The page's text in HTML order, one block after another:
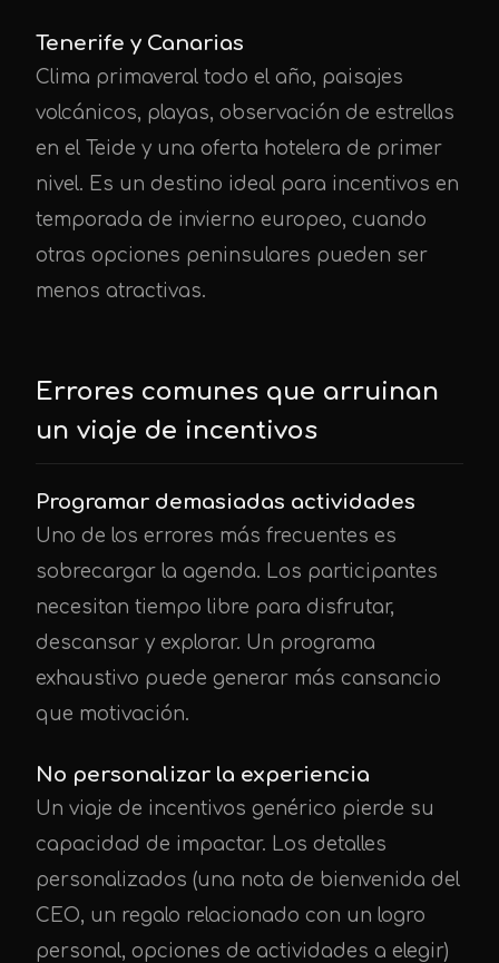
Tenerife y Canarias
Clima primaveral todo el año, paisajes
volcánicos, playas, observación de estrellas
en el Teide y una oferta hotelera de primer
nivel. Es un destino ideal para incentivos en
temporada de invierno europeo, cuando
otras opciones peninsulares pueden ser
menos atractivas.
Errores comunes que arruinan
un viaje de incentivos
Programar demasiadas actividades
Uno de los errores más frecuentes es
sobrecargar la agenda. Los participantes
necesitan tiempo libre para disfrutar,
descansar y explorar. Un programa
exhaustivo puede generar más cansancio
que motivación.
No personalizar la experiencia
Un viaje de incentivos genérico pierde su
capacidad de impactar. Los detalles
personalizados (una nota de bienvenida del
CEO, un regalo relacionado con un logro
personal, opciones de actividades a elegir)